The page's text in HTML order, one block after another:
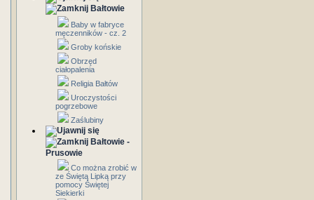
Bałtowie
Baby w fabryce
męczenników - cz. 2
Groby końskie
Obrzęd
ciałopalenia
Religia Bałtów
Uroczystości
pogrzebowe
Zaślubiny
Bałtowie -
Prusowie
Co można zrobić w
ze Świętą Lipką przy
pomocy Świętej
Siekierki